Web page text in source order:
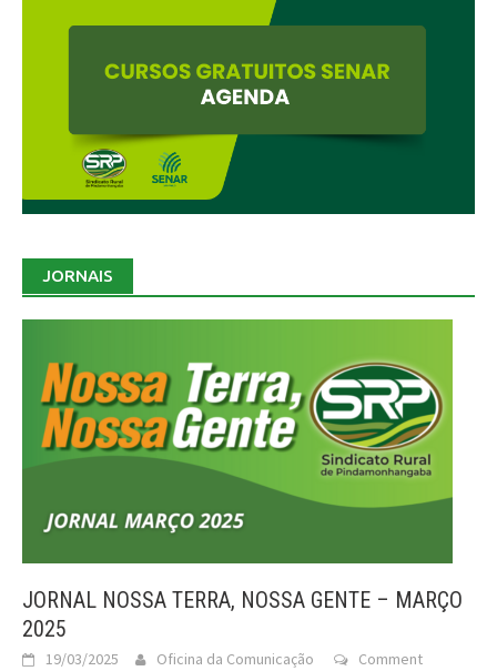
JORNAIS
JORNAL NOSSA TERRA, NOSSA GENTE – MARÇO
2025
19/03/2025 Oficina da Comunicação Comment